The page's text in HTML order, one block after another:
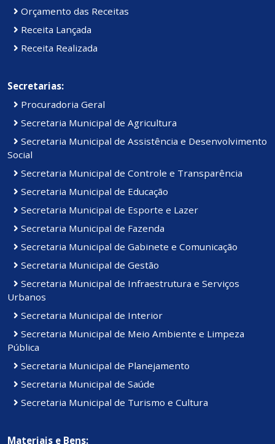
Orçamento das Receitas
Receita Lançada
Receita Realizada
Secretarias:
Procuradoria Geral
Secretaria Municipal de Agricultura
Secretaria Municipal de Assistência e Desenvolvimento
Social
Secretaria Municipal de Controle e Transparência
Secretaria Municipal de Educação
Secretaria Municipal de Esporte e Lazer
Secretaria Municipal de Fazenda
Secretaria Municipal de Gabinete e Comunicação
Secretaria Municipal de Gestão
Secretaria Municipal de Infraestrutura e Serviços
Urbanos
Secretaria Municipal de Interior
Secretaria Municipal de Meio Ambiente e Limpeza
Pública
Secretaria Municipal de Planejamento
Secretaria Municipal de Saúde
Secretaria Municipal de Turismo e Cultura
Materiais e Bens: